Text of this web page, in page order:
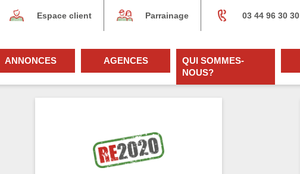
Espace client Parrainage 03 44 96 30 30
ANNONCES AGENCES
QUI SOMMES-
NOUS?